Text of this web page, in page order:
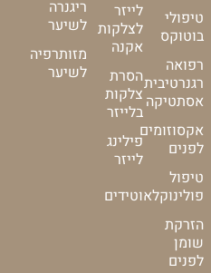
טיפולי
בוטוקס
רפואה
רגנרטיבית
אסתטיקה
אקסוזומים
לפנים
טיפול
פולינוקלאוטידים
הזרקת
שומן
לפנים
לייזר
לצלקות
אקנה
הסרת
צלקות
בלייזר
פילינג
לייזר
ריגנרה
לשיער
מזותרפיה
לשיער